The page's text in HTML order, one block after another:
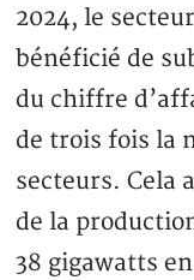
2024, le
bénéficié de
du chiffre
de trois fois la
secteurs. Cela
de la
38 gigawatts